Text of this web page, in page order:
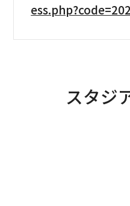
スタジ